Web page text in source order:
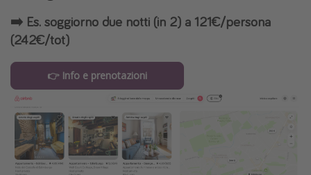
➡️ Es. soggiorno due notti (in 2) a 121€/persona
(242€/tot)
👉 Info e prenotazioni